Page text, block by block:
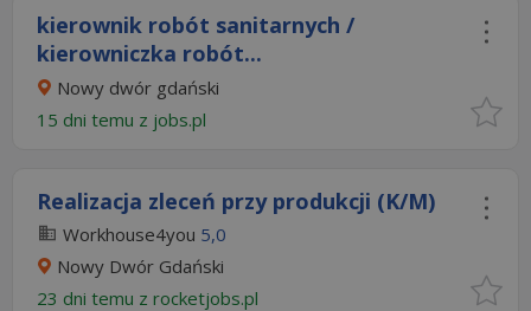
kierownik robót sanitarnych /
kierowniczka robót...
Nowy dwór gdański
15 dni temu z jobs.pl
Realizacja zleceń przy produkcji (K/M)
Workhouse4you 5,0
Nowy Dwór Gdański
23 dni temu z rocketjobs.pl